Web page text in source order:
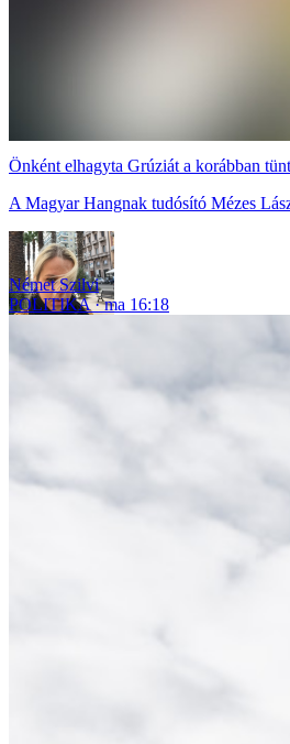
Önként elhagyta Grúziát a korábban
A Magyar Hangnak tudósító Mézes
Német Szilvi
POLITIKA
ma 16:18